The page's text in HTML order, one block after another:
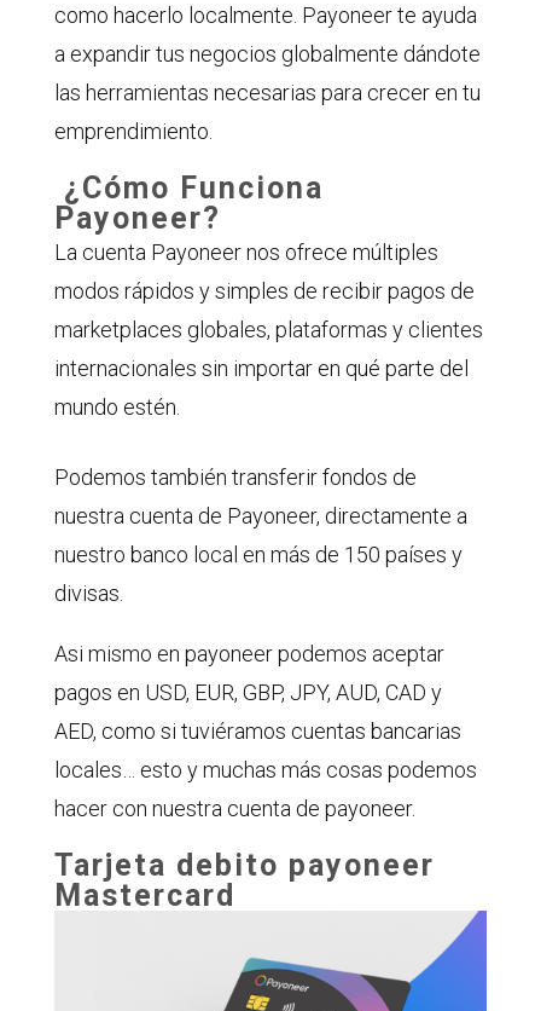
como hacerlo localmente. Payoneer te ayuda
a expandir tus negocios globalmente dándote
las herramientas necesarias para crecer en tu
emprendimiento.
¿Cómo Funciona
Payoneer?
La cuenta Payoneer nos ofrece múltiples
modos rápidos y simples de recibir pagos de
marketplaces globales, plataformas y clientes
internacionales sin importar en qué parte del
mundo estén.
Podemos también transferir fondos de
nuestra cuenta de Payoneer, directamente a
nuestro banco local en más de 150 países y
divisas.
Asi mismo en payoneer podemos aceptar
pagos en USD, EUR, GBP, JPY, AUD, CAD y
AED, como si tuviéramos cuentas bancarias
locales… esto y muchas más cosas podemos
hacer con nuestra cuenta de payoneer.
Tarjeta debito payoneer
Mastercard